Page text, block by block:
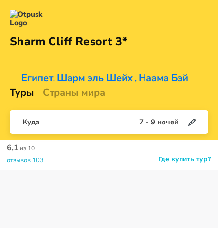
Sharm Cliff Resort 3*
Египет, Шарм эль Шейх , Наама Бэй
Туры
Страны мира
Куда 7 - 9 ночей
Где купить тур?
6,1 из 10
отзывов 103